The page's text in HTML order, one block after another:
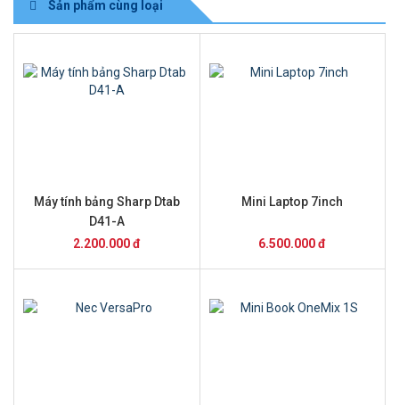
Sản phẩm cùng loại
Máy tính bảng Sharp Dtab
D41-A
2.200.000 đ
Mini Laptop 7inch
6.500.000 đ